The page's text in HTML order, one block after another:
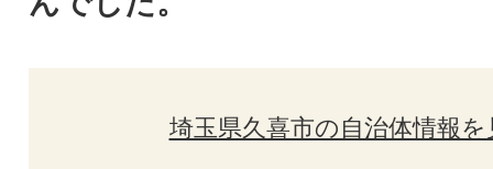
埼玉県久喜市の自治体情報を